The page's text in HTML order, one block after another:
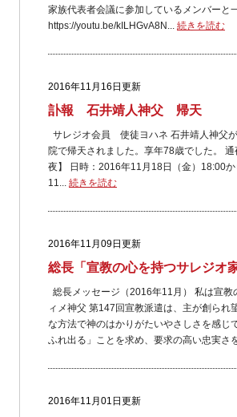
家族代表者会議に参加しているメンバー
https://youtu.be/kILHGvA8N... 続きを読む
2016年11月16日更新
訃報 石井靖人神父 帰天
サレジオ会員 使徒ヨハネ 石井靖人神父
院で帰天されました。享年78歳でした。
夜】 日時：2016年11月18日（金）
11... 続きを読む
2016年11月09日更新
総長「宣教の心を持つサレジオ
総長メッセージ（2016年11月） 私は宣
ィメ神父 第147回宣教派遣は、主が創られ
な方法で神のはかりがたいやさしさを感じ
ふれ出る」ことを求め、要求の高い忠実さ
2016年11月01日更新